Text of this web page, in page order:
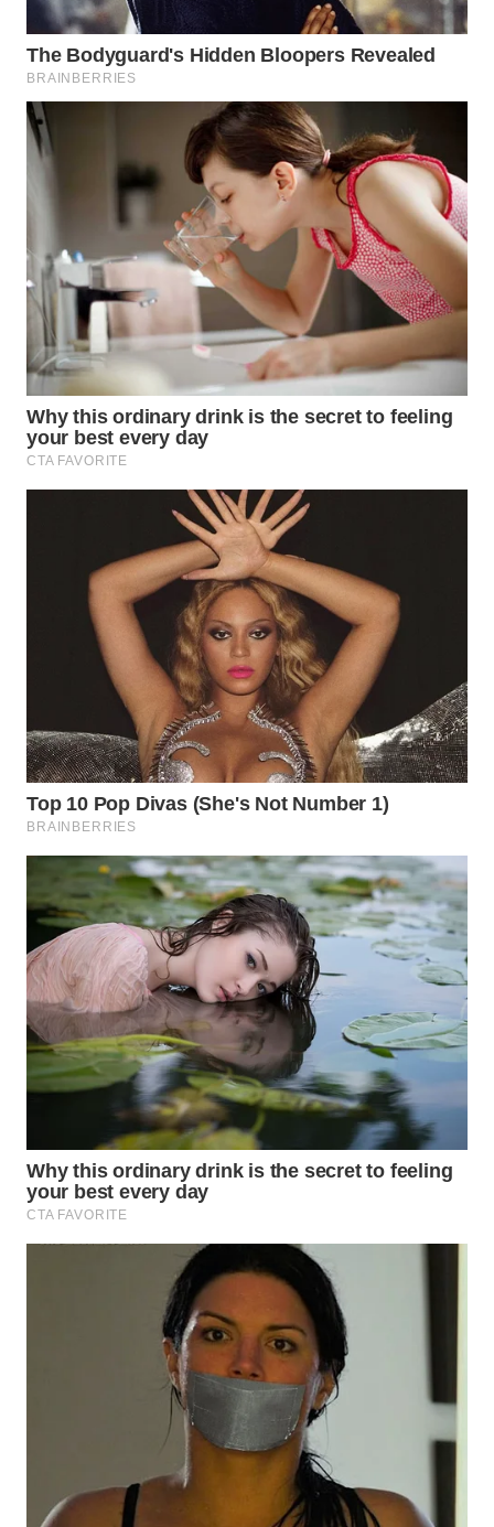
WN
NUSANTARA
JOGJA
WN
BALI
WN
KALBAR
WN
KALTENG
KALSEL
WN
SULSEL
GORONTALO
WN
SULUT
WN
MALUKU
WN
WN
DAIRI